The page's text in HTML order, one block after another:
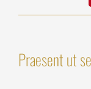
Praesent ut